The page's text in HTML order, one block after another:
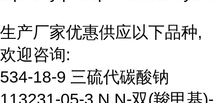
生产厂家优惠供应以下品种,
欢迎咨询:
534-18-9 三硫代碳酸钠
113231-05-3 N,N-双(羧甲基)-